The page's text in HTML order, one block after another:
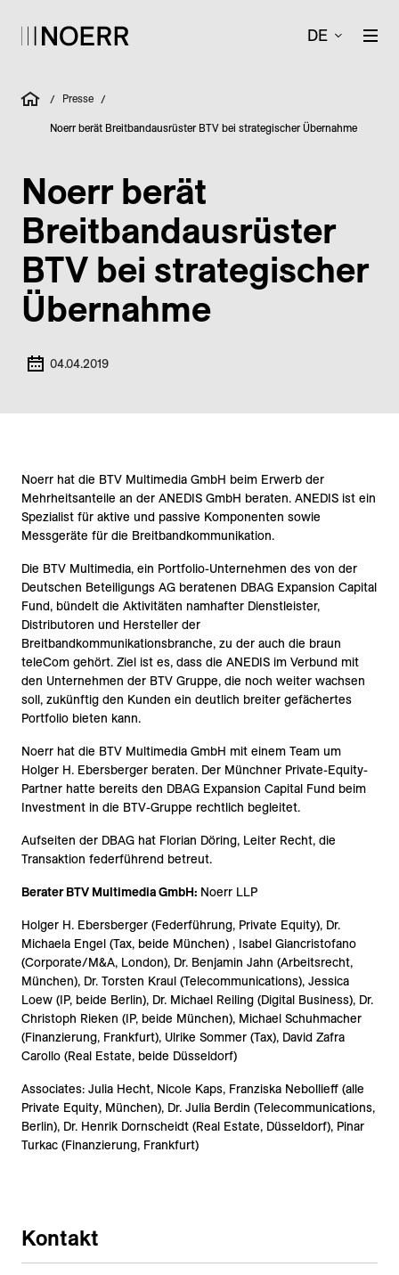
DE
/ Presse /
Noerr berät Breitbandausrüster BTV bei strategischer Übernahme
Noerr berät
Breitbandausrüster
BTV bei strategischer
Übernahme
04.04.2019
Noerr hat die BTV Multimedia GmbH beim Erwerb der
Mehrheitsanteile an der ANEDIS GmbH beraten. ANEDIS ist ein
Spezialist für aktive und passive Komponenten sowie
Messgeräte für die Breitbandkommunikation.
Die BTV Multimedia, ein Portfolio-Unternehmen des von der
Deutschen Beteiligungs AG beratenen DBAG Expansion Capital
Fund, bündelt die Aktivitäten namhafter Dienstleister,
Distributoren und Hersteller der
Breitbandkommunikationsbranche, zu der auch die braun
teleCom gehört. Ziel ist es, dass die ANEDIS im Verbund mit
den Unternehmen der BTV Gruppe, die noch weiter wachsen
soll, zukünftig den Kunden ein deutlich breiter gefächertes
Portfolio bieten kann.
Noerr hat die BTV Multimedia GmbH mit einem Team um
Holger H. Ebersberger beraten. Der Münchner Private-Equity-
Partner hatte bereits den DBAG Expansion Capital Fund beim
Investment in die BTV-Gruppe rechtlich begleitet.
Aufseiten der DBAG hat Florian Döring, Leiter Recht, die
Transaktion federführend betreut.
Berater BTV Multimedia GmbH: Noerr LLP
Holger H. Ebersberger (Federführung, Private Equity), Dr.
Michaela Engel (Tax, beide München) , Isabel Giancristofano
(Corporate/M&A, London), Dr. Benjamin Jahn (Arbeitsrecht,
München), Dr. Torsten Kraul (Telecommunications), Jessica
Loew (IP, beide Berlin), Dr. Michael Reiling (Digital Business), Dr.
Christoph Rieken (IP, beide München), Michael Schuhmacher
(Finanzierung, Frankfurt), Ulrike Sommer (Tax), David Zafra
Carollo (Real Estate, beide Düsseldorf)
Associates: Julia Hecht, Nicole Kaps, Franziska Nebollieff (alle
Private Equity, München), Dr. Julia Berdin (Telecommunications,
Berlin), Dr. Henrik Dornscheidt (Real Estate, Düsseldorf), Pinar
Turkac (Finanzierung, Frankfurt)
Kontakt